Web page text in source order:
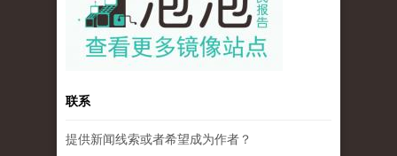
联系
提供新闻线索或者希望成为作者？